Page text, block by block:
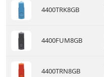
4400TRK8GB
4400FUM8GB
4400TRN8GB